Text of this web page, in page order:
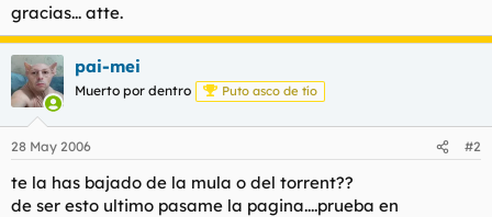
gracias... atte.
pai-mei
Muerto por dentro Puto asco de tío
28 May 2006 #2
te la has bajado de la mula o del torrent??
de ser esto ultimo pasame la pagina....prueba en